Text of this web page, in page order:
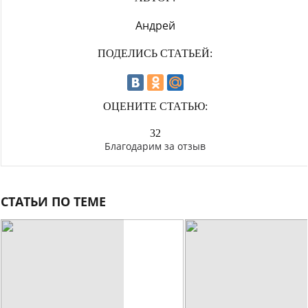
Андрей
ПОДЕЛИСЬ СТАТЬЕЙ:
ОЦЕНИТЕ СТАТЬЮ:
32
Благодарим за отзыв
СТАТЬИ ПО ТЕМЕ